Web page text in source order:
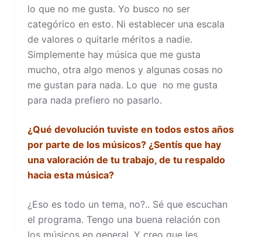
lo que no me gusta. Yo busco no ser
categórico en esto. Ni establecer una escala
de valores o quitarle méritos a nadie.
Simplemente hay música que me gusta
mucho, otra algo menos y algunas cosas no
me gustan para nada. Lo que no me gusta
para nada prefiero no pasarlo.
¿Qué devolución tuviste en todos estos años
por parte de los músicos? ¿Sentís que hay
una valoración de tu trabajo, de tu respaldo
hacia esta música?
¿Eso es todo un tema, no?.. Sé que escuchan
el programa. Tengo una buena relación con
los músicos en general. Y creo que les